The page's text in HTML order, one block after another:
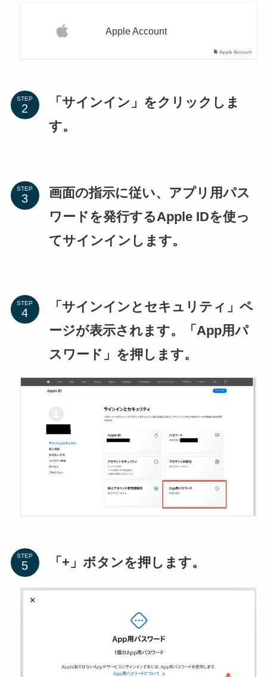
Apple Account
Apple Account
STEP
「サインイン」をクリックしま
す。
STEP
画面の指示に従い、アプリ用パス
ワードを発行するApple IDを使っ
てサインインします。
STEP
「サインインとセキュリティ」ペ
ージが表示されます。「App用パ
スワード」を押します。
STEP 「+」ボタンを押します。